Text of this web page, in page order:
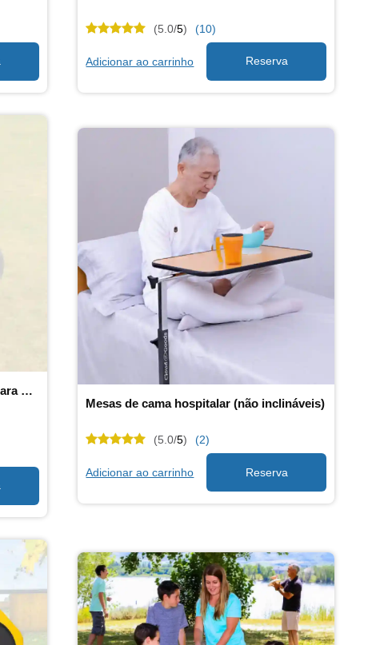
(5.0/5) (10)
Adicionar ao carrinho
Suporte para Cilindro de Oxigênio para Scooter de Mobilidade
Mesas de cama hospitalar (não inclináveis)
(5.0/5) (2)
Adicionar ao carrinho